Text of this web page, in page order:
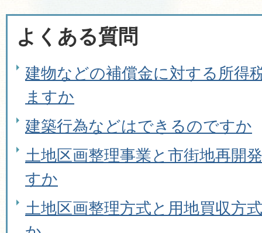
よくある質問
建物などの補償金に対する所得
ますか
建築行為などはできるのですか
土地区画整理事業と市街地再開
すか
土地区画整理方式と用地買収方